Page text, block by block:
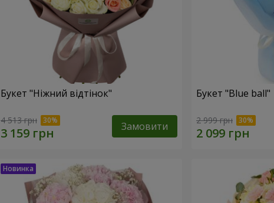
Букет "Ніжний відтінок"
4 513 грн Замовити
Букет "Blue ball"
2 999 грн